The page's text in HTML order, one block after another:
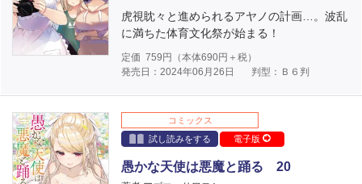
虎視眈々と進められるアヤノの計画…。波乱
に満ちた体育文化祭が始まる！
定価 759 円（本体690円＋税）
発売日：2024年06月26日
判型：Ｂ６判
コミックス
試し読みをする
電子版
愚かな天使は悪魔と踊る 20